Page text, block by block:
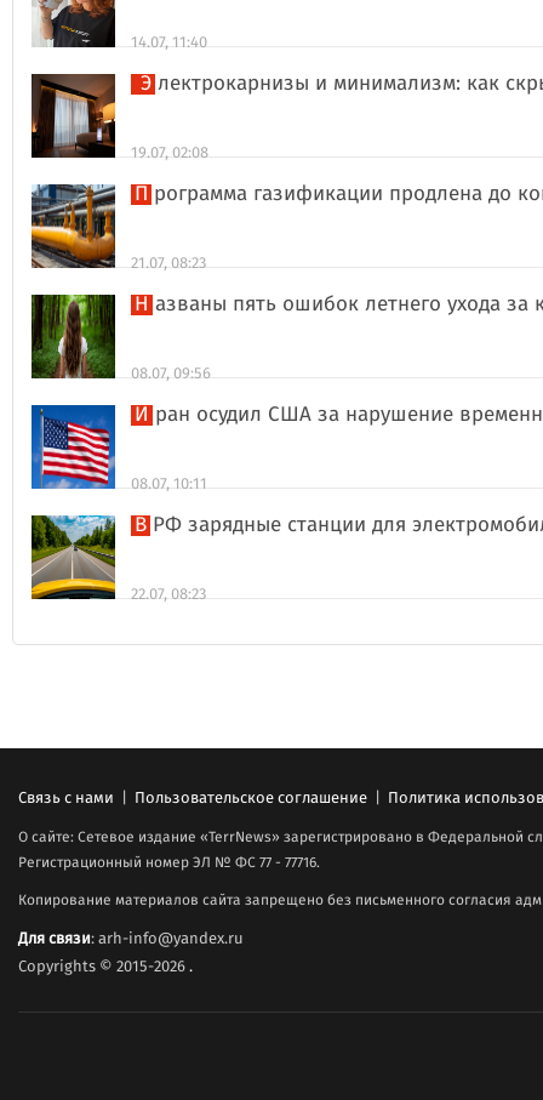
14.07, 11:40
Электрокарнизы и минимализм: как
19.07, 02:08
Программа газификации продлена до
21.07, 08:23
Названы пять ошибок летнего ухода
08.07, 09:56
Иран осудил США за нарушение
08.07, 10:11
В РФ зарядные станции для
22.07, 08:23
Связь с нами | Пользовательское соглашение | Политика
О сайте: Сетевое издание «TerrNews» зарегистрировано в Федеральной
Регистрационный номер ЭЛ № ФС 77 - 77716.
Копирование материалов сайта запрещено без письменного согласия
Для связи: arh-info@yandex.ru
Copyrights © 2015-2026.